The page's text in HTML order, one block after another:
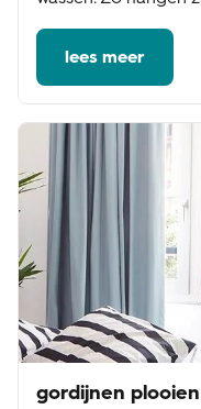
lees meer
gordijnen plooien